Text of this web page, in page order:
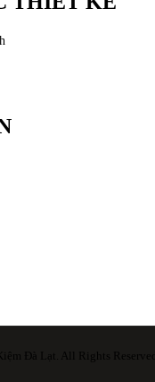
Đà Lạt. All Rights Reserved.